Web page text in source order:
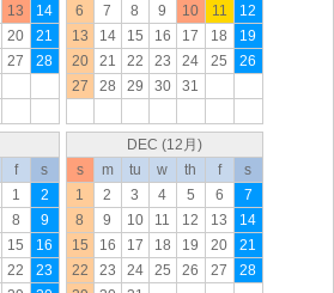
13
14
20
21
27
28
6
7 8 9 10 11
12
13
14 15 16 17 18
19
20
21 22 23 24 25
26
27
28 29 30 31
f
s
1
2
8
9
15
16
22
23
DEC (12月)
s
m tu w th f
s
1
2 3 4 5 6
7
8
9 10 11 12 13
14
15
16 17 18 19 20
21
22
23 24 25 26 27
28